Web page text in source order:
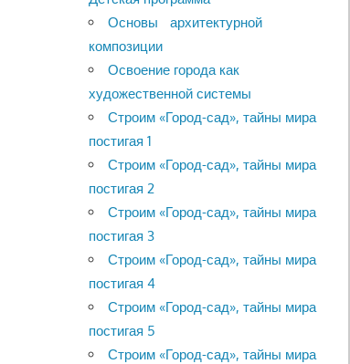
Основы архитектурной
композиции
Освоение города как
художественной системы
Строим «Город-сад», тайны мира
постигая 1
Строим «Город-сад», тайны мира
постигая 2
Строим «Город-сад», тайны мира
постигая 3
Строим «Город-сад», тайны мира
постигая 4
Строим «Город-сад», тайны мира
постигая 5
Строим «Город-сад», тайны мира